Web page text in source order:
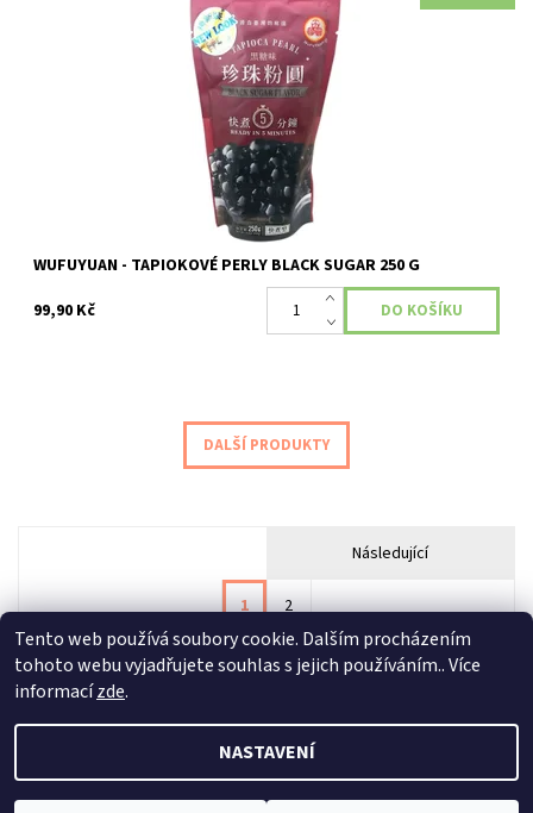
Země původu: Čína Příchuť: BLACK SUGAR (černý cukr)
Skladem
WUFUYUAN - TAPIOKOVÉ PERLY BLACK SUGAR 250 G
99,90 Kč
DALŠÍ PRODUKTY
Následující
1 2
2026 © MyAsian-shop, všechna práva vyhrazena
Tento web používá soubory cookie. Dalším procházením
tohoto webu vyjadřujete souhlas s jejich používáním.. Více
informacízde.
NASTAVENÍ